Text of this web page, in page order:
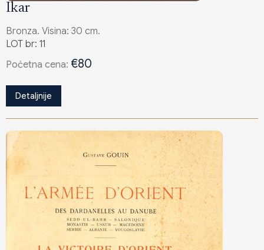
Ikar
Bronza. Visina: 30 cm.
LOT br: 11
Poċetna cena: €80
Detaljnije